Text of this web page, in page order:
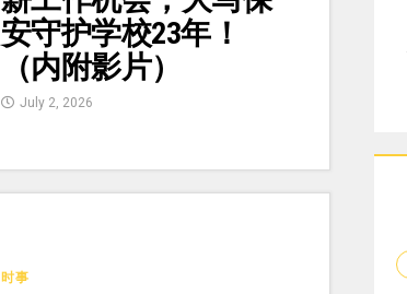
安守护学校23年！
（内附影片）
July 2, 2026
时事